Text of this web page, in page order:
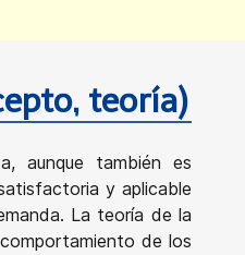
teoría)
aunque también es
y aplicable
La teoría de la
de los